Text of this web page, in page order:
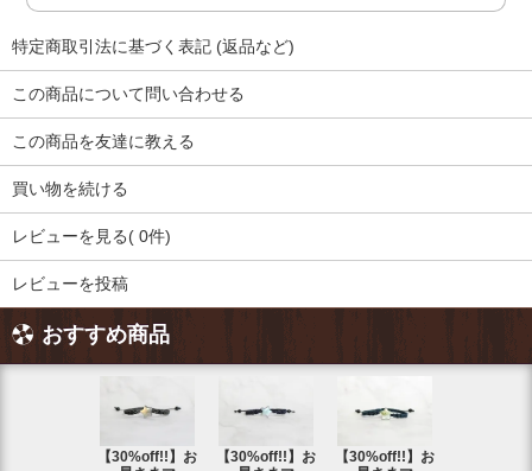
特定商取引法に基づく表記 (返品など)
この商品について問い合わせる
この商品を友達に教える
買い物を続ける
レビューを見る( 0件)
レビューを投稿
おすすめ商品
【30%off!!】お
【30%off!!】お
【30%off!!】お